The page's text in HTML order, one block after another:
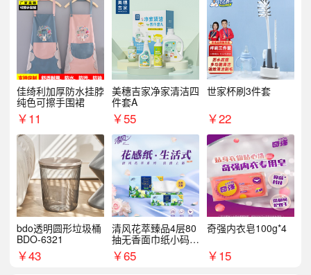
佳绮利加厚防水挂脖
纯色可擦手围裙
￥11
美穗吉家净家清洁四
件套A
￥55
世家杯刷3件套
￥22
bdo透明圆形垃圾桶
BDO-6321
￥43
清风花萃臻品4层80
抽无香面巾纸小码1
8包
￥65
奇强内衣皂100g*4
￥15